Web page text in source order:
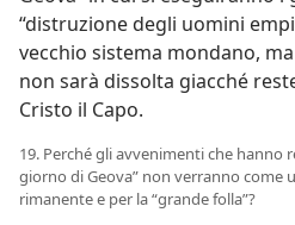
“distruzione degli uomini
vecchio sistema mondano,
non sarà dissolta giacché
Cristo il Capo.
19. Perché gli avvenimenti che hanno
giorno di Geova” non verranno come
rimanente e per la “grande folla”?